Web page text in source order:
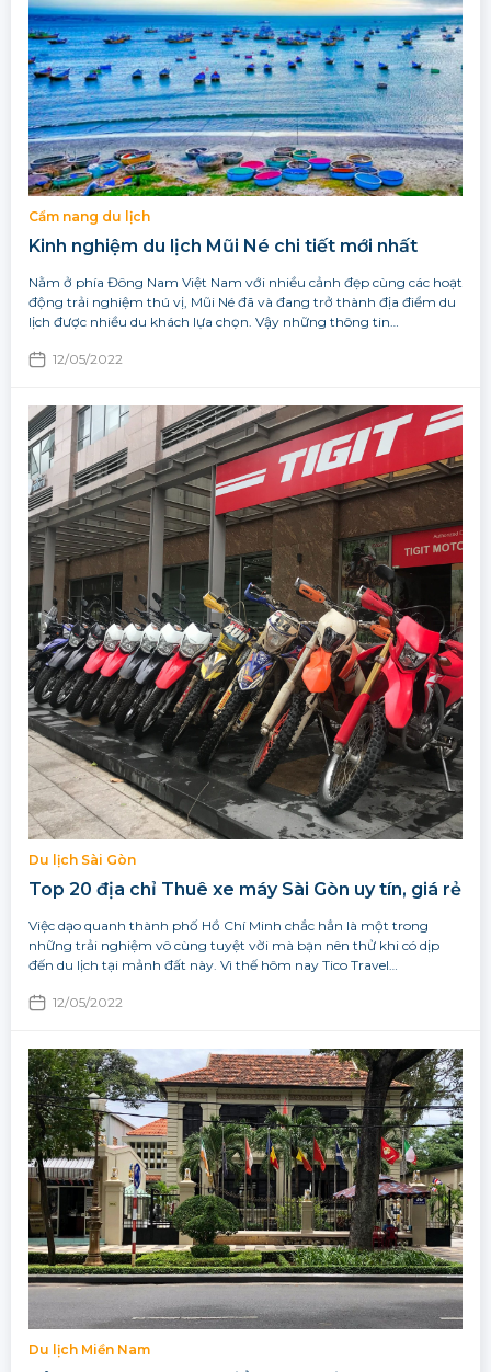
Cẩm nang du lịch
Kinh nghiệm du lịch Mũi Né chi tiết mới nhất
Nằm ở phía Đông Nam Việt Nam với nhiều cảnh đẹp cùng các hoạt
động trải nghiệm thú vị, Mũi Né đã và đang trở thành địa điểm du
lịch được nhiều du khách lựa chọn. Vậy những thông tin…
12/05/2022
Du lịch Sài Gòn
Top 20 địa chỉ Thuê xe máy Sài Gòn uy tín, giá rẻ
Việc dạo quanh thành phố Hồ Chí Minh chắc hẳn là một trong
những trải nghiệm vô cùng tuyệt vời mà bạn nên thử khi có dịp
đến du lịch tại mảnh đất này. Vì thế hôm nay Tico Travel…
12/05/2022
Du lịch Miền Nam